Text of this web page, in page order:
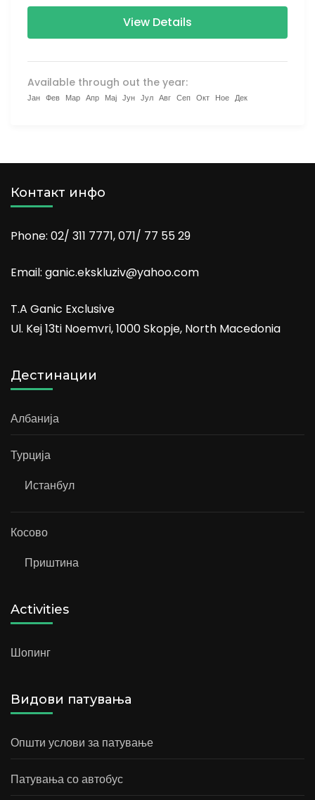
View Details
Available through out the year:
Јан Фев Мар Апр Мај Јун Јул Авг Сеп Окт Ное Дек
Контакт инфо
Phone: 02/ 311 7771, 071/ 77 55 29
Email: ganic.ekskluziv@yahoo.com
T.A Ganic Exclusive
Ul. Kej 13ti Noemvri, 1000 Skopje, North Macedonia
Дестинации
Албанија
Турција
Истанбул
Косово
Приштина
Activities
Шопинг
Видови патувања
Општи услови за патување
Патувања со автобус